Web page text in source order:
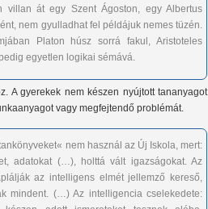
villan át egy Szent Ágoston, egy Albertus
nem gyulladhat fel példájuk nemes tüzén.
Platon húsz sorrá fakul, Aristoteles
egyetlen logikai sémává.
A gyerekek nem készen nyújtott tananyagot
vagy megfejtendő problémát.
nem használ az Új Iskola, mert:
adatokat (…), holttá vált igazságokat. Az
az intelligens elmét jellemző kereső,
mindent. (…) Az intelligencia cselekedete: